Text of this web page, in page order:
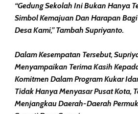
“Gedung Sekolah Ini Bukan Hanya
Simbol Kemajuan Dan Harapan
Desa Kami,” Tambah Supriyanto.
Dalam Kesempatan Tersebut,
Menyampaikan Terima Kasih
Komitmen Dalam Program Kukar
Tidak Hanya Menyasar Pusat Kota,
Menjangkau Daerah-Daerah